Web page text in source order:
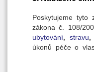
Naší snahou
a pomoci, aby
život.
Cíle poskytování
Umožnit
rozsah
Poskytujeme tyto
zákona č. 108/
ubytování, stravu,
úkonů péče o
hygieně nebo
hygienu,